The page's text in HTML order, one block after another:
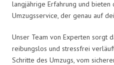
langjährige Erfahrung und
Umzugsservice, der genau auf
Unser Team von Experten sorgt
reibungslos und stressfrei
Schritte des Umzugs, vom